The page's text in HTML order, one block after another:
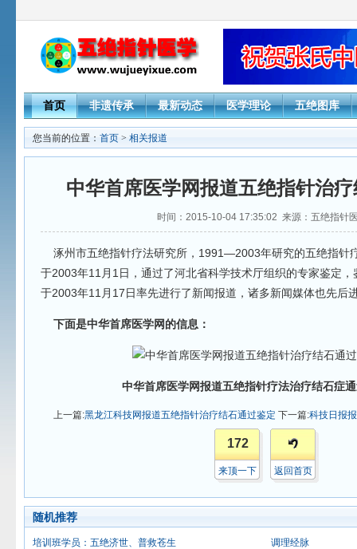
首页 非遗传承 最新动态 医学理论 五绝图库
您当前的位置： 首页 > 相关报道
中华首席医学网报道五绝指针治
时间：2015-10-04 17:35:02 来源：五绝指针
涿州市五绝指针疗法研究所，1991—2003年研究的五绝指针
于2003年11月1日，通过了河北省科学技术厅组织的专家鉴定
于2003年11月17日率先进行了新闻报道，诸多新闻媒体也先后
下面是中华首席医学网的信息：
中华首席医学网报道五绝指针疗法治疗结石症
上一篇:黑龙江科技网报道五绝指针治疗结石通过鉴定 下一篇:科技日报
172
来顶一下 返回首页
随机推荐
培训班学员：五绝济世、普救苍生
调理经脉